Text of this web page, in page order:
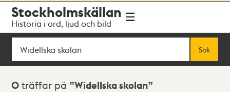
navigationen
huvudinnehållet
Stockholmskällan
Historia i ord, ljud och bild
Sök
Sök
Sökresultat
0 träffar på Widellska skolan